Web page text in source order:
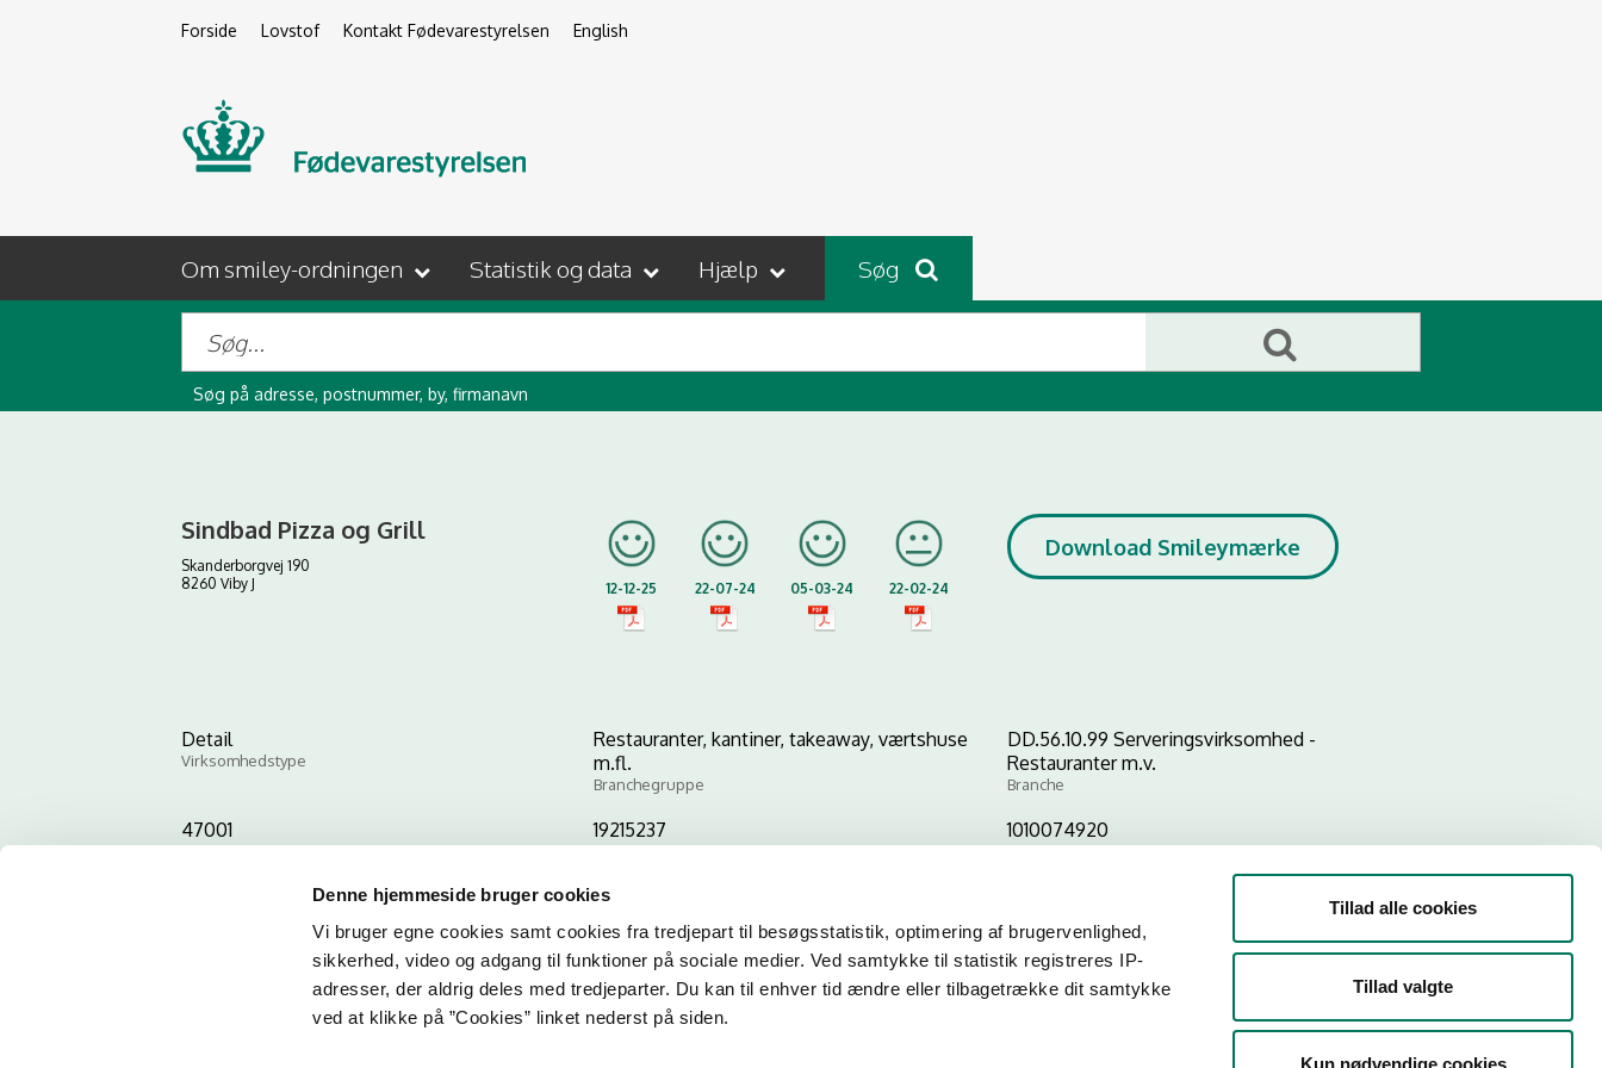
Denne hjemmeside bruger cookies
Vi bruger egne cookies samt cookies fra tredjepart til besøgsstatistik, optimering af brugervenlighed,
sikkerhed, video og adgang til funktioner på sociale medier. Ved samtykke til statistik registreres IP-
adresser, der aldrig deles med tredjeparter. Du kan til enhver tid ændre eller tilbagetrække dit samtykke
ved at klikke på ”Cookies” linket nederst på siden.
Tillad alle cookies
Tillad valgte
Kun nødvendige cookies
Forside Lovstof Kontakt Fødevarestyrelsen English
Om smiley-ordningen Statistik og data Hjælp Søg
Søg på adresse, postnummer, by, firmanavn
Sindbad Pizza og Grill
Skanderborgvej 190
8260 Viby J
12-12-25 22-07-24 05-03-24 22-02-24
Download Smileymærke
Detail
Virksomhedstype
Restauranter, kantiner, takeaway, værtshuse
m.fl.
Branchegruppe
DD.56.10.99 Serveringsvirksomhed -
Restauranter m.v.
Branche
47001
ID-nummer
19215237
CVR-nr
1010074920
P-nr
Kopier link til at indsætte på virksomhedens hjemmeside